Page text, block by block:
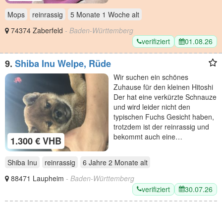
Mops reinrassig 5 Monate 1 Woche alt
74374 Zaberfeld - Baden-Württemberg
verifiziert
01.08.26
9. Shiba Inu Welpe, Rüde
1.300 € VHB
Wir suchen ein schönes
Zuhause für den kleinen Hitoshi
Der hat eine verkürzte Schnauze
und wird leider nicht den
typischen Fuchs Gesicht haben,
trotzdem ist der reinrassig und
bekommt auch eine…
Shiba Inu reinrassig 6 Jahre 2 Monate alt
88471 Laupheim - Baden-Württemberg
verifiziert
30.07.26